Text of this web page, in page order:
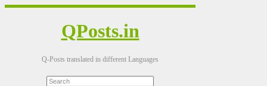
QPosts.in
Q-Posts translated in different Languages